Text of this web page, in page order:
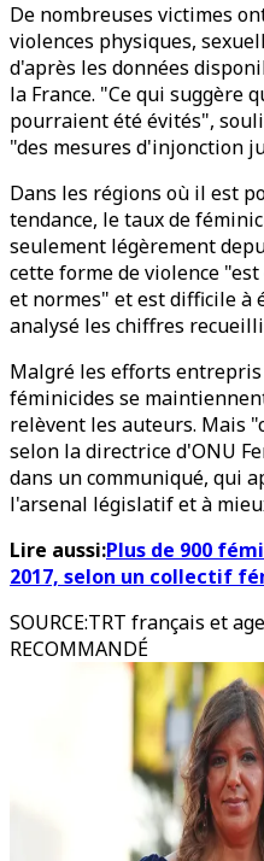
De nombreuses victimes
violences physiques,
d'après les données
la France. "Ce qui suggère
pourraient été évités",
"des mesures d'injonction
Dans les régions où il est
tendance, le taux de
seulement légèrement
cette forme de violence
et normes" et est difficile à
analysé les chiffres
Malgré les efforts
féminicides se
relèvent les auteurs. Mais
selon la directrice d'ONU
dans un communiqué, qui
l'arsenal législatif et à
Lire aussi:Plus de 900
2017, selon un collectif
SOURCE:TRT français et
RECOMMANDÉ